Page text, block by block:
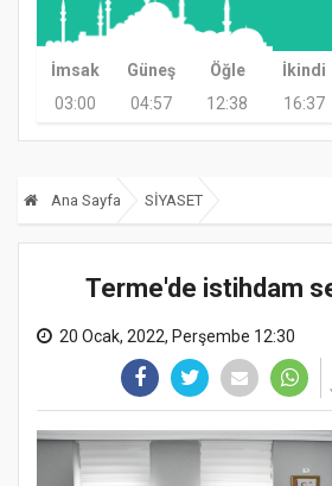
İmsak Güneş Öğle İkindi
03:00
04:57 12:38 16:37
Ana Sayfa SİYASET
Terme'de istihdam
20 Ocak, 2022, Perşembe 12:30